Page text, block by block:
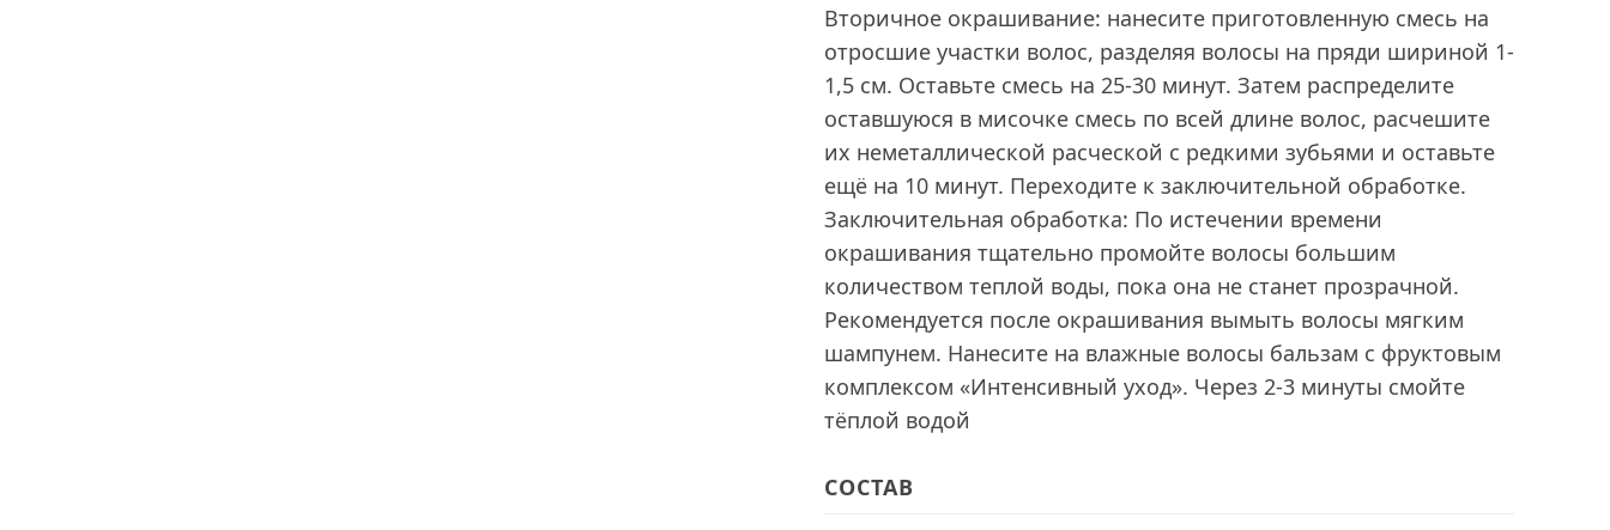
Вторичное окрашивание: нанесите приготовленную смесь на
отросшие участки волос, разделяя волосы на пряди шириной 1-
1,5 см. Оставьте смесь на 25-30 минут. Затем распределите
оставшуюся в мисочке смесь по всей длине волос, расчешите
их неметаллической расческой с редкими зубьями и оставьте
ещё на 10 минут. Переходите к заключительной обработке.
Заключительная обработка: По истечении времени
окрашивания тщательно промойте волосы большим
количеством теплой воды, пока она не станет прозрачной.
Рекомендуется после окрашивания вымыть волосы мягким
шампунем. Нанесите на влажные волосы бальзам с фруктовым
комплексом «Интенсивный уход». Через 2-3 минуты смойте
тёплой водой
СОСТАВ